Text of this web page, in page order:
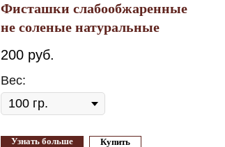
Фисташки слабообжаренные
не соленые натуральные
200 руб.
Вес:
Узнать больше Купить